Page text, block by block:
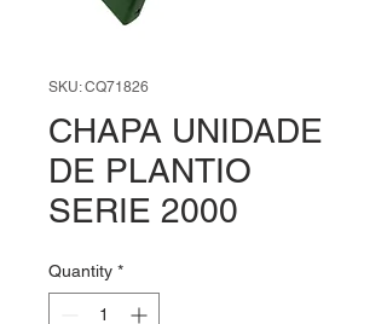
SKU: CQ71826
CHAPA UNIDADE
DE PLANTIO
SERIE 2000
Quantity *